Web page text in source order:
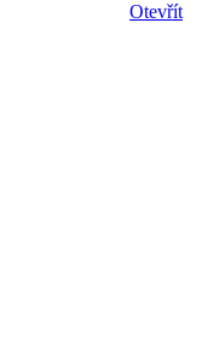
Otevřít